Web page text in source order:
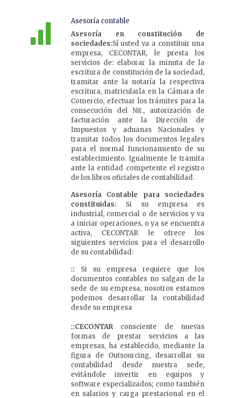
Asesoría contable
Asesoría en constitución de
sociedades:Sí usted va a constituir una
empresa, CECONTAR, le presta los
servicios de: elaborar la minuta de la
escritura de constitución de la sociedad,
tramitar ante la notaría la respectiva
escritura, matricularla en la Cámara de
Comercio, efectuar los trámites para la
consecución del Nit., autorización de
facturación ante la Dirección de
Impuestos y aduanas Nacionales y
tramitar todos los documentos legales
para el normal funcionamiento de su
establecimiento. Igualmente le tramita
ante la entidad competente el registro
de los libros oficiales de contabilidad.
Asesoría Contable para sociedades
constituidas: Si su empresa es
industrial, comercial o de servicios y va
a iniciar operaciones, o ya se encuentra
activa, CECONTAR le ofrece los
siguientes servicios para el desarrollo
de su contabilidad:
:: Si su empresa requiere que los
documentos contables no salgan de la
sede de su empresa, nosotros estamos
podemos desarrollar la contabilidad
desde su empresa
::CECONTARconsciente de nuevas
formas de prestar servicios a las
empresas, ha establecido, mediante la
figura de Outsourcing, desarrollar su
contabilidad desde nuestra sede,
evitándole invertir en equipos y
software especializados; como también
en salarios y carga prestacional en el